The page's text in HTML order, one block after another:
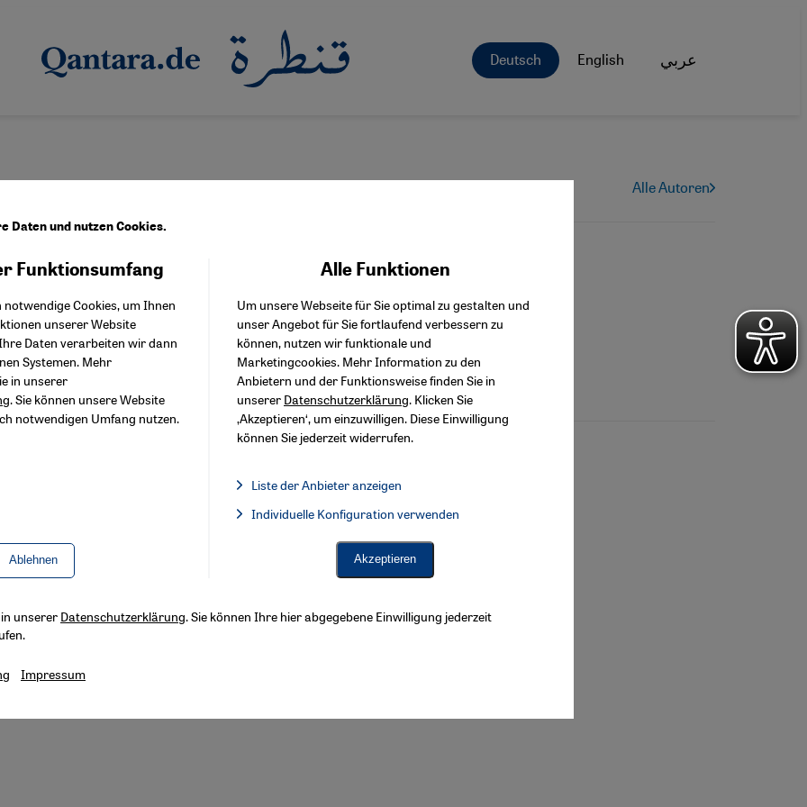
Deutsch English عربي
Alle Autoren
Seit 2007 ist erbei der österreichischen
Daten und nutzen Cookies.
Funktionsumfang
Cookies, um Ihnen
unserer Website
Daten verarbeiten wir dann
Systemen. Mehr
in unserer
. Sie können unsere Website
notwendigen Umfang nutzen.
Ablehnen
Alle Funktionen
Um unsere Webseite für Sie optimal zu gestalten und
unser Angebot für Sie fortlaufend verbessern zu
können, nutzen wir funktionale und
Marketingcookies. Mehr Information zu den
Anbietern und der Funktionsweise finden Sie in
unserer Datenschutzerklärung. Klicken Sie
‚Akzeptieren‘, um einzuwilligen. Diese Einwilligung
können Sie jederzeit widerrufen.
Liste der Anbieter anzeigen
Facebook Embed / Facebook Connect, Google Maps Embed, Google Tag Manager, Instagram Embed,
Facebook Embed / Facebook Connect
Twitter Embed
Instagram Embed
Youtube Embed
Google Maps Embed
Individuelle Konfiguration verwenden
Akzeptieren
in unserer Datenschutzerklärung. Sie können Ihre hier abgegebene Einwilligung jederzeit
Impressum